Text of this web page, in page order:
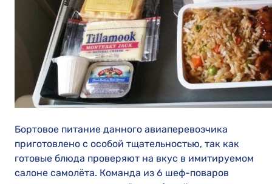
Бортовое питание данного авиаперевозчика
приготовлено с особой тщательностью, так как
готовые блюда проверяют на вкус в имитируемом
салоне самолёта. Команда из 6 шеф-поваров